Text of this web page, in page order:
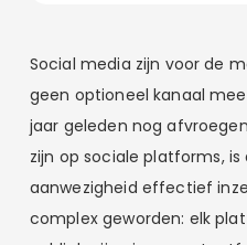
Social media zijn voor de
geen optioneel kanaal
jaar geleden nog
zijn op sociale platforms,
aanwezigheid effectief
complex geworden: elk